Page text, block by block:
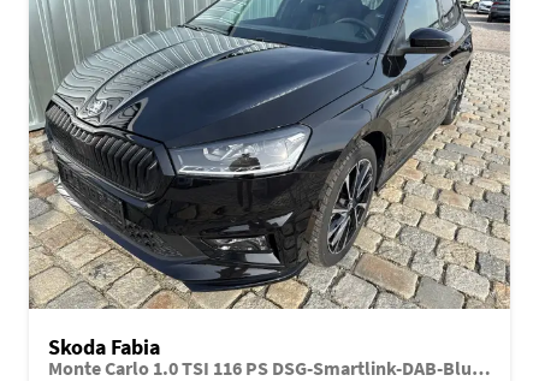
Skoda Fabia
Monte Carlo 1.0 TSI 116 PS DSG-Smartlink-DAB-Bluetooth-Panodach-Klimaautomatik-2xPDC--Kamera-SHZ-LED-Tempomat-17''Alu-Sofort